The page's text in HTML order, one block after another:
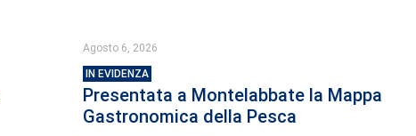
Agosto 6, 2026
IN EVIDENZA
Presentata a Montelabbate la Mappa
Gastronomica della Pesca